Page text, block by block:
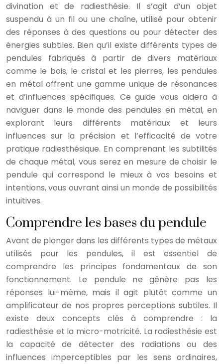
divination et de radiesthésie. Il s’agit d’un objet
suspendu à un fil ou une chaîne, utilisé pour obtenir
des réponses à des questions ou pour détecter des
énergies subtiles. Bien qu’il existe différents types de
pendules fabriqués à partir de divers matériaux
comme le bois, le cristal et les pierres, les pendules
en métal offrent une gamme unique de résonances
et d’influences spécifiques. Ce guide vous aidera à
naviguer dans le monde des pendules en métal, en
explorant leurs différents matériaux et leurs
influences sur la précision et l’efficacité de votre
pratique radiesthésique. En comprenant les subtilités
de chaque métal, vous serez en mesure de choisir le
pendule qui correspond le mieux à vos besoins et
intentions, vous ouvrant ainsi un monde de possibilités
intuitives.
Comprendre les bases du pendule
Avant de plonger dans les différents types de métaux
utilisés pour les pendules, il est essentiel de
comprendre les principes fondamentaux de son
fonctionnement. Le pendule ne génère pas les
réponses lui-même, mais il agit plutôt comme un
amplificateur de nos propres perceptions subtiles. Il
existe deux concepts clés à comprendre : la
radiesthésie et la micro-motricité. La radiesthésie est
la capacité de détecter des radiations ou des
influences imperceptibles par les sens ordinaires,